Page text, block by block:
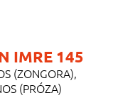
IMRE 145
(ZONGORA),
(PRÓZA)